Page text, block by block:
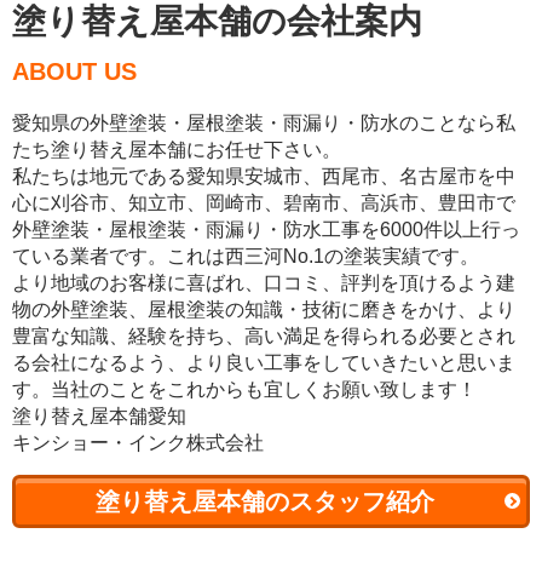
塗り替え屋本舗の会社案内
ABOUT US
愛知県の外壁塗装・屋根塗装・雨漏り・防水のことなら私
たち塗り替え屋本舗にお任せ下さい。
私たちは地元である愛知県安城市、西尾市、名古屋市を中
心に刈谷市、知立市、岡崎市、碧南市、高浜市、豊田市で
外壁塗装・屋根塗装・雨漏り・防水工事を6000件以上行っ
ている業者です。これは西三河No.1の塗装実績です。
より地域のお客様に喜ばれ、口コミ、評判を頂けるよう建
物の外壁塗装、屋根塗装の知識・技術に磨きをかけ、より
豊富な知識、経験を持ち、高い満足を得られる必要とされ
る会社になるよう、より良い工事をしていきたいと思いま
す。当社のことをこれからも宜しくお願い致します！
塗り替え屋本舗愛知
キンショー・インク株式会社
塗り替え屋本舗のスタッフ紹介